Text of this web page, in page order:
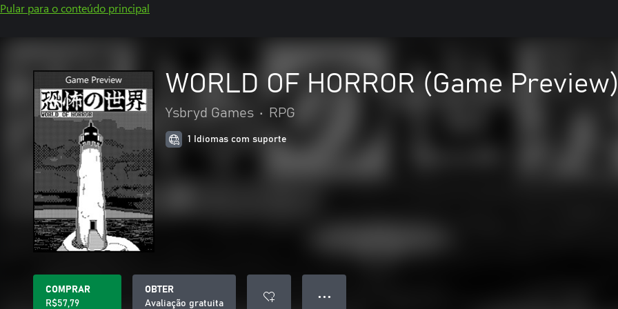
Pular para o conteúdo principal
WORLD OF HORROR (Game
Ysbryd Games • RPG
1 Idiomas com suporte
COMPRAR
R$57,79
OBTER
Avaliação gratuita
● ● ●